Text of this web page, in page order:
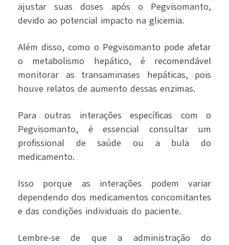
ajustar suas doses após o Pegvisomanto,
devido ao potencial impacto na glicemia.
Além disso, como o Pegvisomanto pode afetar
o metabolismo hepático, é recomendável
monitorar as transaminases hepáticas, pois
houve relatos de aumento dessas enzimas.
Para outras interações específicas com o
Pegvisomanto, é essencial consultar um
profissional de saúde ou a bula do
medicamento.
Isso porque as interações podem variar
dependendo dos medicamentos concomitantes
e das condições individuais do paciente.
Lembre-se de que a administração do